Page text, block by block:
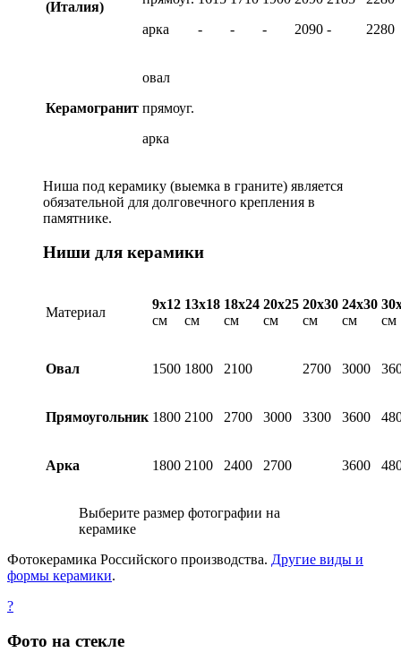
(Италия)
арка
-
-
-
2090 -
2280
Керамогранит
овал
прямоуг.
арка
Ниша под керамику (выемка в граните) является
обязательной для долговечного крепления в
памятнике.
Ниши для керамики
Материал
9х12
см
13х18
см
18х24
см
20х25
см
20х30
см
24х30
см
см
Овал 1500 1800 2100 2700 3000
Прямоугольник 1800 2100 2700 3000 3300 3600
Арка 1800 2100 2400 2700 3600
Выберите размер фотографии на
керамике
Фотокерамика Российского производства. Другие виды и
формы керамики.
?
Фото на стекле